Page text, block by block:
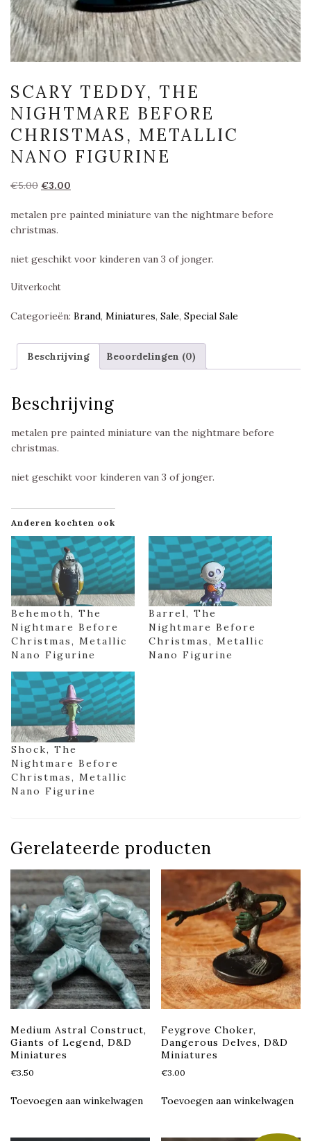
SCARY TEDDY, THE
NIGHTMARE BEFORE
CHRISTMAS, METALLIC
NANO FIGURINE
€5.00 Oorspronkelijke
was:
€5.00.
€3.00
is:
metalen pre painted miniature van the nightmare before
christmas.
niet geschikt voor kinderen van 3 of jonger.
Uitverkocht
Categorieën: Brand, Miniatures, Sale, Special Sale
Beschrijving Beoordelingen (0)
Beschrijving
metalen pre painted miniature van the nightmare before
christmas.
niet geschikt voor kinderen van 3 of jonger.
Anderen kochten ook
Behemoth, The
Nightmare Before
Christmas, Metallic
Nano Figurine
Barrel, The
Nightmare Before
Christmas, Metallic
Nano Figurine
Shock, The
Nightmare Before
Christmas, Metallic
Nano Figurine
Gerelateerde producten
Medium Astral Construct,
Giants of Legend, D&D
Miniatures
€3.50
Toevoegen aan winkelwagen
Feygrove Choker,
Dangerous Delves, D&D
Miniatures
€3.00
Toevoegen aan winkelwagen